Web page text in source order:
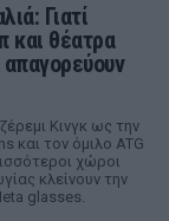
Γιατί
και θέατρα
Κινγκ ως την
και τον όμιλο ATG
χώροι
κλείνουν την
glasses.